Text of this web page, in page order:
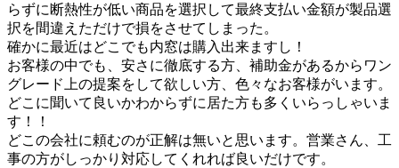
らずに断熱性が低い商品を選択して最終支払い金額が製品選
択を間違えただけで損をさせてしまった。
確かに最近はどこでも内窓は購入出来ますし！
お客様の中でも、安さに徹底する方、補助金があるからワン
グレード上の提案をして欲しい方、色々なお客様がいます。
どこに聞いて良いかわからずに居た方も多くいらっしゃいま
す！！
どこの会社に頼むのが正解は無いと思います。営業さん、工
事の方がしっかり対応してくれれば良いだけです。